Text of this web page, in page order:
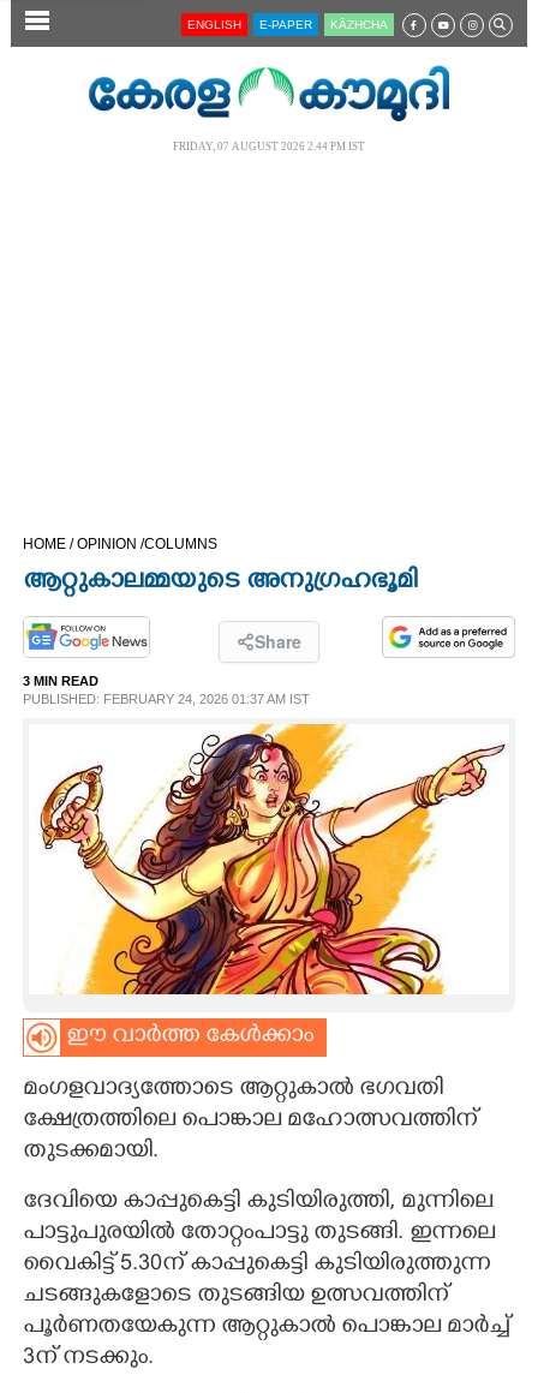
SECTIONS
OPINION
PHOTOS
LIFESTYLE
SPIRITUAL
ASTRO
CARTOONS
LITERATURE
ZOOM
CONTACT US
ENGLISH E-PAPER KĀZHCHA
FRIDAY, 07 AUGUST 2026 2.44 PM IST
HOME /OPINION /COLUMNS
ആറ്റുകാലമ്മയുടെ അനുഗ്രഹഭൂമി
Share
3 MIN READ
PUBLISHED: FEBRUARY 24, 2026 01:37 AM IST
ഈ വാർത്ത കേൾക്കാം
മംഗളവാദ്യത്തോടെ ആറ്റുകാൽ ഭഗവതി
ക്ഷേത്രത്തിലെ പൊങ്കാല മഹോത്സവത്തിന്
തുടക്കമായി.
ദേവിയെ കാപ്പുകെട്ടി കുടിയിരുത്തി, മുന്നിലെ
പാട്ടുപുരയിൽ തോറ്റംപാട്ടു തുടങ്ങി. ഇന്നലെ
വൈകിട്ട് 5.30ന് കാപ്പുകെട്ടി കുടിയിരുത്തുന്ന
ചടങ്ങുകളോടെ തുടങ്ങിയ ഉത്സവത്തിന്
പൂർണതയേകുന്ന ആറ്റുകാൽ പൊങ്കാല മാർച്ച്
3ന് നടക്കും.